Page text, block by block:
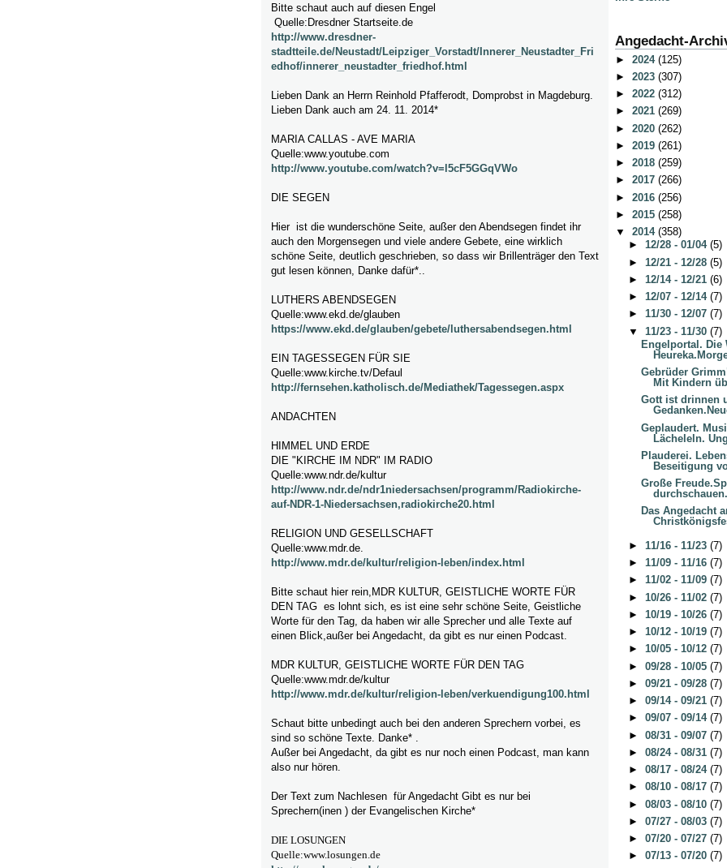
Bitte schaut auch auf diesen Engel
Quelle:Dresdner Startseite.de
http://www.dresdner-
stadtteile.de/Neustadt/Leipziger_Vorstadt/Innerer_Neustadter_Fri
edhof/innerer_neustadter_friedhof.html
Lieben Dank an Herrn Reinhold Pfafferodt, Domprobst in Magdeburg.
Lieben Dank auch am 24. 11. 2014*
MARIA CALLAS - AVE MARIA
Quelle:www.youtube.com
http://www.youtube.com/watch?v=l5cF5GGqVWo
DIE SEGEN
Hier ist die wunderschöne Seite, außer den Abendsegen findet ihr
auch den Morgensegen und viele andere Gebete, eine wirklich
schöne Seite, deutlich geschrieben, so dass wir Brillenträger den Text
gut lesen können, Danke dafür*..
LUTHERS ABENDSEGEN
Quelle:www.ekd.de/glauben
https://www.ekd.de/glauben/gebete/luthersabendsegen.html
EIN TAGESSEGEN FÜR SIE
Quelle:www.kirche.tv/Defaul
http://fernsehen.katholisch.de/Mediathek/Tagessegen.aspx
ANDACHTEN
HIMMEL UND ERDE
DIE "KIRCHE IM NDR" IM RADIO
Quelle:www.ndr.de/kultur
http://www.ndr.de/ndr1niedersachsen/programm/Radiokirche-
auf-NDR-1-Niedersachsen,radiokirche20.html
RELIGION UND GESELLSCHAFT
Quelle:www.mdr.de.
http://www.mdr.de/kultur/religion-leben/index.html
Bitte schaut hier rein,MDR KULTUR, GEISTLICHE WORTE FÜR
DEN TAG es lohnt sich, es ist eine sehr schöne Seite, Geistliche
Worte für den Tag, da haben wir alle Sprecher und alle Texte auf
einen Blick,außer bei Angedacht, da gibt es nur einen Podcast.
MDR KULTUR, GEISTLICHE WORTE FÜR DEN TAG
Quelle:www.mdr.de/kultur
http://www.mdr.de/kultur/religion-leben/verkuendigung100.html
Schaut bitte unbedingt auch bei den anderen Sprechern vorbei, es
sind so schöne Texte. Danke* .
Außer bei Angedacht, da gibt es nur noch einen Podcast, man kann
also nur hören.
Der Text zum Nachlesen für Angedacht Gibt es nur bei
Sprechern(inen ) der Evangelischen Kirche*
DIE LOSUNGEN
Quelle:www.losungen.de
Angedacht-
► 2024 (125)
► 2023 (307)
► 2022 (312)
► 2021 (269)
► 2020 (262)
► 2019 (261)
► 2018 (259)
► 2017 (266)
► 2016 (256)
► 2015 (258)
▼ 2014 (358)
► 12/28 - 01/04 (5)
► 12/21 - 12/28 (5)
► 12/14 - 12/21 (6)
► 12/07 - 12/14 (7)
► 11/30 - 12/07 (7)
▼ 11/23 - 11/30 (7)
Engelportal. Die
Gebrüder
Mit Kindern
Gott ist drinnen
Geplaudert.
Lächeleln.
Plauderei.
Beseitigung
Große
Das Angedacht
► 11/16 - 11/23 (7)
► 11/09 - 11/16 (7)
► 11/02 - 11/09 (7)
► 10/26 - 11/02 (7)
► 10/19 - 10/26 (7)
► 10/12 - 10/19 (7)
► 10/05 - 10/12 (7)
► 09/28 - 10/05 (7)
► 09/21 - 09/28 (7)
► 09/14 - 09/21 (7)
► 09/07 - 09/14 (7)
► 08/31 - 09/07 (7)
► 08/24 - 08/31 (7)
► 08/17 - 08/24 (7)
► 08/10 - 08/17 (7)
► 08/03 - 08/10 (7)
► 07/27 - 08/03 (7)
► 07/20 - 07/27 (7)
► 07/13 - 07/20 (7)